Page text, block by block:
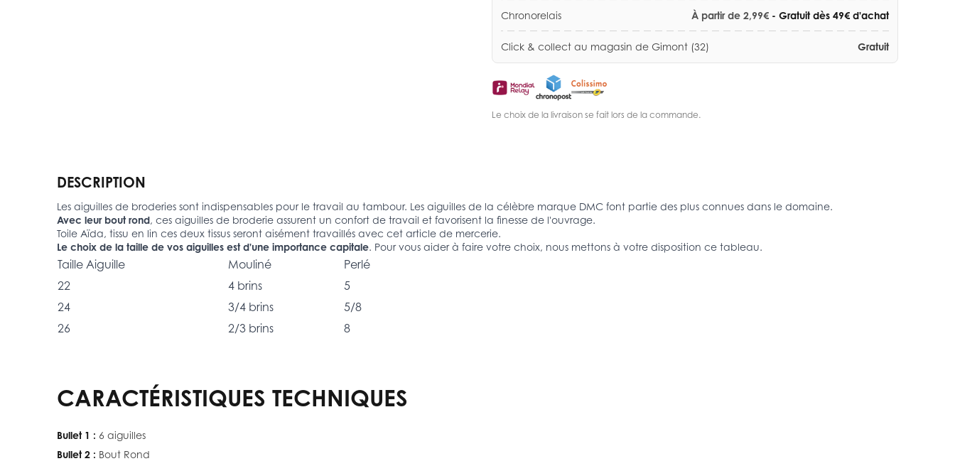
Chronorelais À partir de 2,99€ - Gratuit dès 49€ d'achat
Click & collect au magasin de Gimont (32) Gratuit
Le choix de la livraison se fait lors de la commande.
DESCRIPTION
Les aiguilles de broderies sont indispensables pour le travail au tambour. Les aiguilles de la célèbre marque DMC font partie des plus connues dans le domaine.
Avec leur bout rond, ces aiguilles de broderie assurent un confort de travail et favorisent la finesse de l'ouvrage.
Toile Aïda, tissu en lin ces deux tissus seront aisément travaillés avec cet article de mercerie.
Le choix de la taille de vos aiguilles est d'une importance capitale. Pour vous aider à faire votre choix, nous mettons à votre disposition ce tableau.
Taille Aiguille Mouliné
Perlé
22
4 brins
5
24
3/4 brins
5/8
26
2/3 brins 8
CARACTÉRISTIQUES TECHNIQUES
Bullet 1 : 6 aiguilles
Bullet 2 : Bout Rond